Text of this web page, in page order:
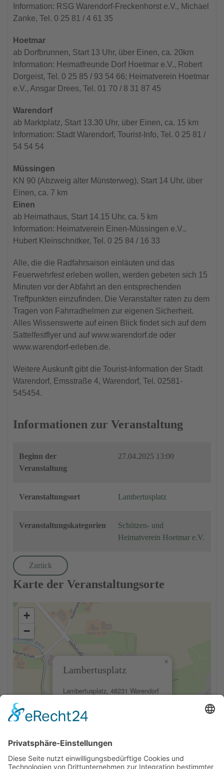
Information: RSG Warendorf-Freckenhorst e.V., Michael
Zanke, Tel. 0 25 81 / 4 61 35
Hoetmar
ab Dorfbrunnen, Start 13 Uhr, über Einen, ca. 20km
Information: Heimatfreunde Dorf Hoetmar e.V., Robert
Dorgeist, Tel. 0 25 85 / 93 54 66; Heimatverein Hoetmar
e.V., Ansgar Drees, Tel. 01 70 / 8 31 87 45
Warendorf
ab Marktplatz, Start 13.30 Uhr, über Einen, ca. 15 km
Information: Stadt Warendorf, Tourist-Info, Tel. 0 25 81 /
54 54 54
Müssingen
KN 90 (Abzweig alter Münsterweg), Start 14 Uhr, über
Einen, ca. 7 km
Einen
ab Heimathaus, Start 14.15 Uhr, ca. 5 km
Information: Heimatverein Einen-Müssingen e.V.,
Hubert Kleinschnitker, Tel. 0 25 84 / 16 33
Alle, die die Radfahrsaison einläuten und das
Feuerwehrfest erleben wollen, werden gebeten sich 15
Minuten vor der Abfahrt an den entsprechenden
Treffpunkten einzufinden. Die Veranstalter raten zu dem
Tragen von Fahrradhelmen zur eigenen Sicherheit.
Alles Wissenswerte auf einen Blick findet sich auf dem
Sattelfestflyer und auf www.warendorf.de oder
www.warendorf-erleben.de.
Weitere Auskunft gibt die Tourist-Information der Stadt
Warendorf, Emsstraße 4, Warendorf, Tel. 02581-
545454.
Informationen zur Veranstaltung
Beginn der
Veranstaltung
27.04.2025 13:00
Veranstaltungsort Lambertusplatz
Veranstaltungskategorien
Schützen- und
Heimatverein Hoetmar e.V.
Zurück
Karte der Veranstaltungsorte
Lambertusplatz
Lambertusplatz, 48231 Warendorf
×
+
−